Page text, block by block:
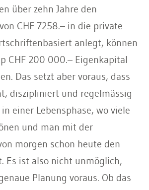
über zehn Jahre den
CHF 7258.– in die private
anlegt, können
CHF 200 000.– Eigenkapital
Das setzt aber voraus, dass
diszipliniert und regelmässig
einer Lebensphase, wo viele
und man mit der
morgen schon heute den
Es ist also nicht unmöglich,
Planung voraus. Ob das